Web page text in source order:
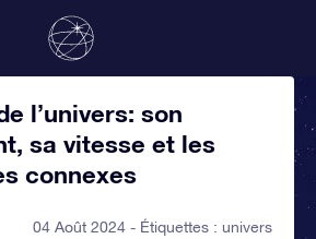
l’univers: son
sa vitesse et les
connexes
04 Août 2024 - Étiquettes : univers